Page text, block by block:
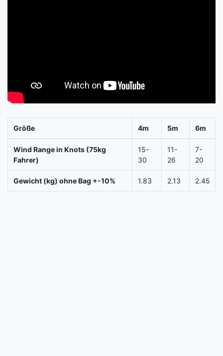
Größe 4m 5m 6m
Wind Range in Knots (75kg
Fahrer)
15-
30
11-
26
7-
20
Gewicht (kg) ohne Bag +-10% 1.83 2.13 2.45